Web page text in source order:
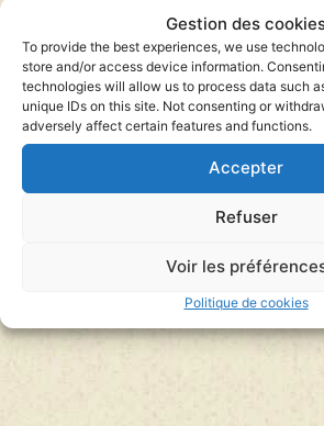
Gestion des
To provide the best experiences, we use
store and/or access device information.
technologies will allow us to process data such
unique IDs on this site. Not consenting or
adversely affect certain features and functions.
Accepter
Refuser
Voir les
Politique de cookies